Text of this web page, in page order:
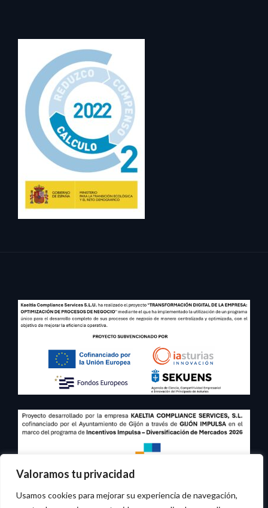
Valoramos tu privacidad
Usamos cookies para mejorar su experiencia de navegación,